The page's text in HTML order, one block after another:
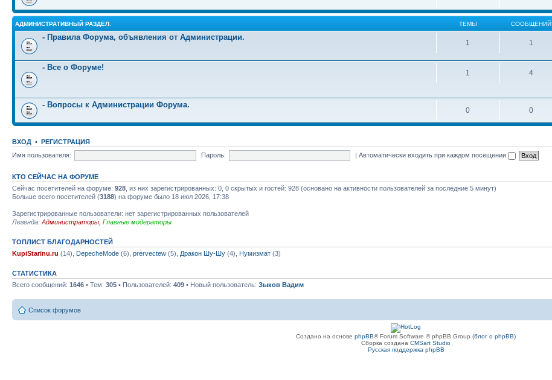
АДМИНИСТРАТИВНЫЙ РАЗДЕЛ. ТЕМЫ СООБЩЕНИЙ
- Правила Форума, объявления от Администрации.
1 1
- Все о Форуме!
1 4
- Вопросы к Администрации Форума.
0 0
ВХОД • РЕГИСТРАЦИЯ
Имя пользователя:
Пароль: |Автоматически входить при каждом посещении
КТО СЕЙЧАС НА ФОРУМЕ
Сейчас посетителей на форуме: 928 , из них зарегистрированных: 0, 0 скрытых и гостей: 928 (основано на активности пользователей за последние 5 минут)
Больше всего посетителей (3188) на форуме было 18 июл 2026, 17:38
Зарегистрированные пользователи: нет зарегистрированных пользователей
Легенда: Администраторы Главные модераторы
ТОПЛИСТ БЛАГОДАРНОСТЕЙ
KupiStarinu.ru (14), DepecheMode (6), prervectew (5), Дракон Шу-Шу (4), Нумизмат (3)
СТАТИСТИКА
Всего сообщений: 1646 • Тем: 305 • Пользователей: 409 • Новый пользователь: Зыков Вадим
Список форумов
Создано на основе phpBB® Forum Software © phpBB Group (блог о phpBB)
Сборка создана CMSart Studio
Русская поддержка phpBB